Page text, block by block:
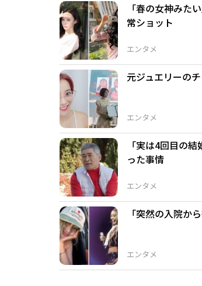
エンタメ
「春の女神みた
常ショット
エンタメ
元ジュエリーの
エンタメ
「実は4回目の
った事情
エンタメ
「突然の入院か